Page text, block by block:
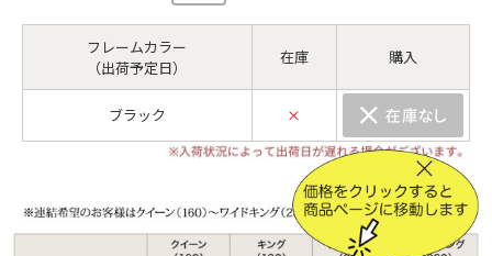
フレームカラー
（出荷予定日）
在庫 購入
ブラック ×